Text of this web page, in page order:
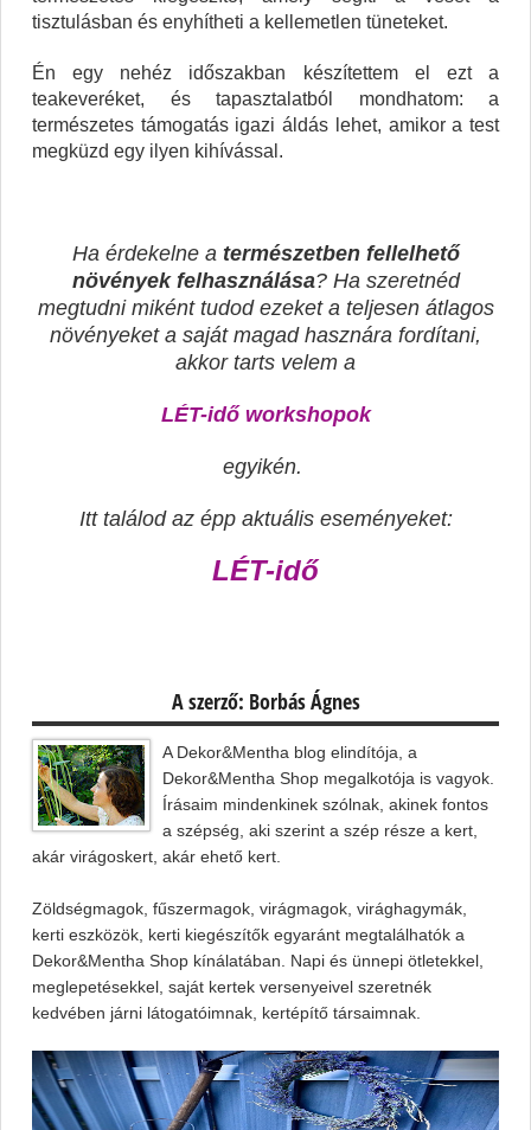
tisztulásban és enyhítheti a kellemetlen tüneteket.
Én egy nehéz időszakban készítettem el ezt a
teakeveréket, és tapasztalatból mondhatom: a
természetes támogatás igazi áldás lehet, amikor a test
megküzd egy ilyen kihívással.
Ha érdekelne a természetben fellelhető
növények felhasználása? Ha szeretnéd
megtudni miként tudod ezeket a teljesen átlagos
növényeket a saját magad hasznára fordítani,
akkor tarts velem a
LÉT-idő workshopok
egyikén.
Itt találod az épp aktuális eseményeket:
LÉT-idő
A szerző: Borbás Ágnes
A Dekor&Mentha blog elindítója, a
Dekor&Mentha Shop megalkotója is vagyok.
Írásaim mindenkinek szólnak, akinek fontos
a szépség, aki szerint a szép része a kert,
akár virágoskert, akár ehető kert.
Zöldségmagok, fűszermagok, virágmagok, virághagymák,
kerti eszközök, kerti kiegészítők egyaránt megtalálhatók a
Dekor&Mentha Shop kínálatában. Napi és ünnepi ötletekkel,
meglepetésekkel, saját kertek versenyeivel szeretnék
kedvében járni látogatóimnak, kertépítő társaimnak.